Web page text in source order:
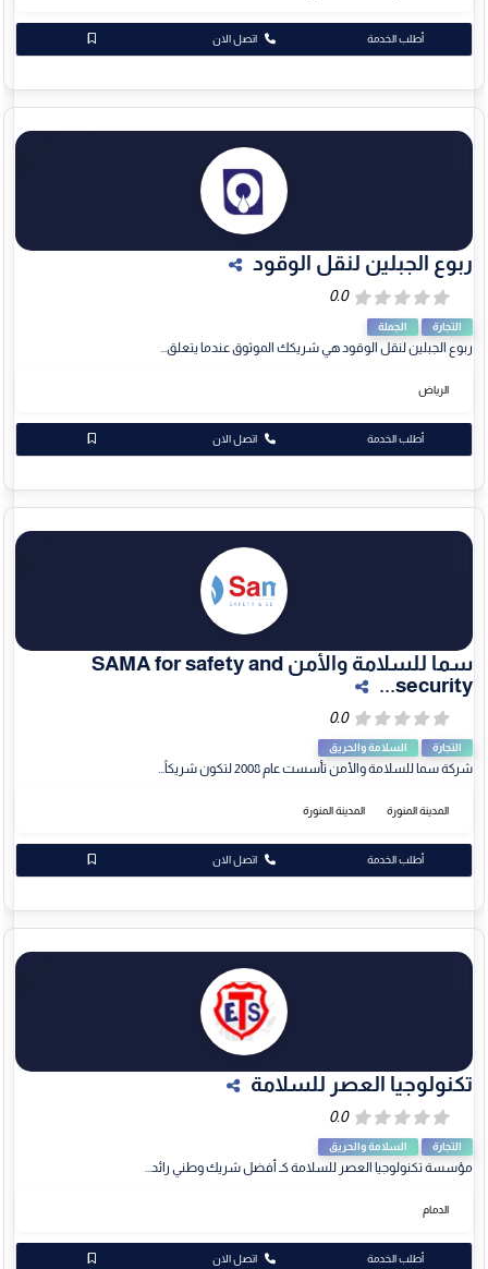
اتصل الان أطلب الخدمة
ربوع الجبلين لنقل الوقود
التجارة الجملة
ربوع الجبلين لنقل الوقود هي شريكك الموثوق عندما يتعلق...
الرياض
اتصل الان أطلب الخدمة
سما للسلامة والأمن SAMA for safety and
security...
التجارة السلامة والحريق
شركة سما للسلامة والأمن تأسست عام 2008 لتكون شريكاً...
المدينة المنورة المدينة المنورة
اتصل الان أطلب الخدمة
تكنولوجيا العصر للسلامة
التجارة السلامة والحريق
مؤسسة تكنولوجيا العصر للسلامة كـ أفضل شريك وطني رائد...
الدمام
اتصل الان أطلب الخدمة